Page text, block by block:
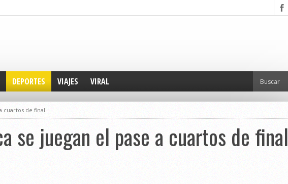
DEPORTES VIAJES VIRAL
cuartos de final
se juegan el pase a cuartos de final